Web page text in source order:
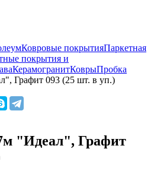
Ковровые покрытияПаркетная
покрытия и
КерамогранитКоврыПробка
Графит 093 (25 шт. в уп.)
"Идеал", Графит